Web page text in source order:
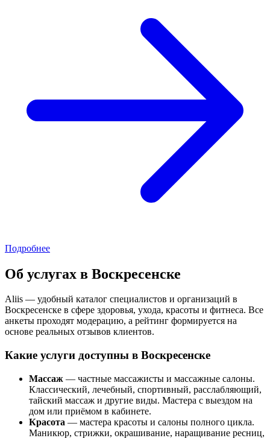
Подробнее
Об услугах в Воскресенске
Aliis — удобный каталог специалистов и организаций в
Воскресенске в сфере здоровья, ухода, красоты и фитнеса. Все
анкеты проходят модерацию, а рейтинг формируется на
основе реальных отзывов клиентов.
Какие услуги доступны в Воскресенске
Массаж — частные массажисты и массажные салоны.
Классический, лечебный, спортивный, расслабляющий,
тайский массаж и другие виды. Мастера с выездом на
дом или приёмом в кабинете.
Красота — мастера красоты и салоны полного цикла.
Маникюр, стрижки, окрашивание, наращивание ресниц,